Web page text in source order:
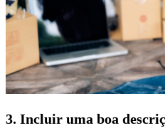
3. Incluir uma boa